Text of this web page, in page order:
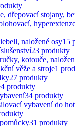
dřepovací stojany,
naložené osy15
23 produkty
kotouče,
věže a stroje1
27 produkty
4 produkty
34 produkty
vybavení do
31 produkty